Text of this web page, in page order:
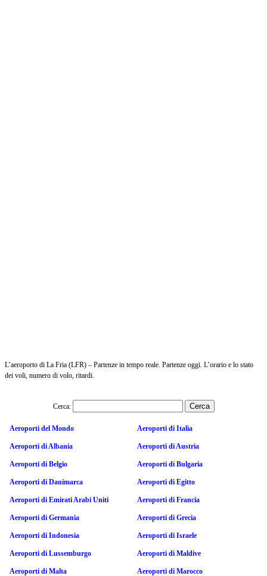
L’aeroporto di La Fria (LFR) – Partenze in tempo reale. Partenze oggi. L’orario e lo stato
dei voli, numero di volo, ritardi.
Cerca:
Aeroporti del Mondo Aeroporti di Italia
Aeroporti di Albania Aeroporti di Austria
Aeroporti di Belgio Aeroporti di Bulgaria
Aeroporti di Danimarca Aeroporti di Egitto
Aeroporti di Emirati Arabi Uniti Aeroporti di Francia
Aeroporti di Germania Aeroporti di Grecia
Aeroporti di Indonesia Aeroporti di Israele
Aeroporti di Lussemburgo Aeroporti di Maldive
Aeroporti di Malta Aeroporti di Marocco